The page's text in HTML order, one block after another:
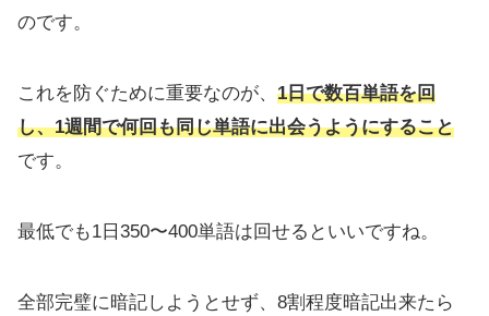
のです。
これを防ぐために重要なのが、 1日で数百単語を回
し、1週間で何回も同じ単語に出会うようにすること
です。
最低でも1日350〜400単語は回せるといいですね。
全部完璧に暗記しようとせず、8割程度暗記出来たら